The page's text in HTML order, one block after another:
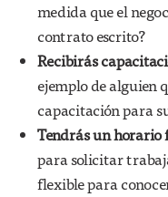
medida que el
contrato escrito?
Recibirás
ejemplo de alguien
capacitación para
Tendrás un horario
para solicitar
flexible para